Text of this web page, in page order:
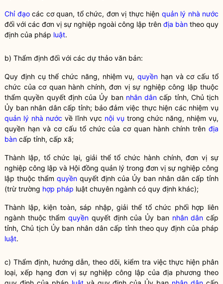
Chỉ đạocác cơ quan, tổ chức, đơn vị thực hiện quản lý nhà nước
đối với các đơn vị sự nghiệp ngoài công lập trên địa bàn theo quy
định của pháp luật.
b) Thẩm định đối với các dự thảo văn bản:
Quy định cụ thể chức năng, nhiệm vụ,quyền hạn và cơ cấu tổ
chức của cơ quan hành chính, đơn vị sự nghiệp công lập thuộc
thẩmquyền quyết định của Ủy ban nhân dân cấp tỉnh, Chủ tịch
Ủy ban nhân dâncấp tỉnh; bảo đảm việc thực hiện các nhiệm vụ
quản lý nhà nước về lĩnh vực nội vụ trong chức năng, nhiệm vụ,
quyền hạn và cơ cấu tổ chức của cơ quan hành chính trên địa
bàn cấp tỉnh, cấp xã;
Thành lập, tổ chức lại, giải thể tổ chức hành chính, đơn vị sự
nghiệp công lập và Hội đồng quản lý trong đơn vị sự nghiệp công
lập thuộc thẩm quyền quyết định của Ủy ban nhân dân cấp tỉnh
(trừ trường hợp pháp luật chuyên ngành có quy định khác);
Thành lập, kiện toàn, sáp nhập, giải thể tổ chức phối hợp liên
ngành thuộc thẩmquyền quyết định của Ủy ban nhân dân cấp
tỉnh, Chủ tịch Ủy ban nhân dân cấp tỉnh theo quy định của pháp
luật.
c) Thẩm định, hướng dẫn, theo dõi, kiểm tra việc thực hiện phân
loại, xếp hạng đơn vị sự nghiệp công lập của địa phương theo